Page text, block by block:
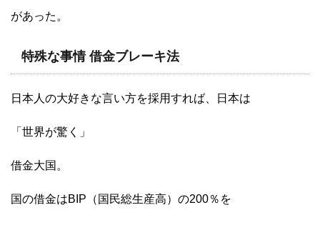
があった。
特殊な事情 借金ブレーキ法
日本人の大好きな言い方を採用すれば、日本は
「世界が驚く」
借金大国。
国の借金はBIP（国民総生産高）の200％を